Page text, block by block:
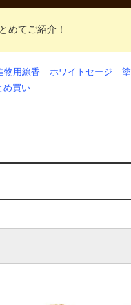
めてご紹介！
物用線香 ホワイトセージ
め買い